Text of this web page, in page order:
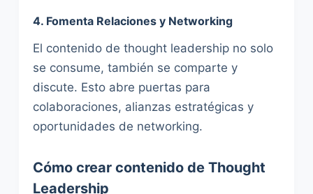
4. Fomenta Relaciones y Networking
El contenido de thought leadership no solo
se consume, también se comparte y
discute. Esto abre puertas para
colaboraciones, alianzas estratégicas y
oportunidades de networking.
Cómo crear contenido de Thought
Leadership